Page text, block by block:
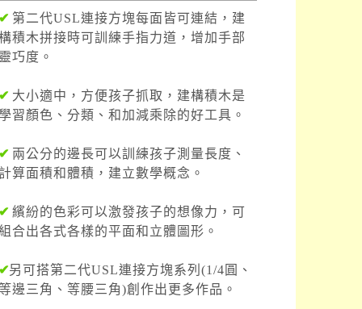
第二代USL連接方塊每面皆可連結，建
積木拼接時可訓練手指力道，增加手部
巧度。
大小適中，方便孩子抓取，建構積木是
習顏色、分類、和加減乘除的好工具。
兩公分的邊長可以訓練孩子測量長度、
算面積和體積，建立數學概念。
繽紛的色彩可以激發孩子的想像力，可
合出各式各樣的平面和立體圖形。
另可搭第二代USL連接方塊系列(1/4圓、
邊三角、等腰三角)創作出更多作品。